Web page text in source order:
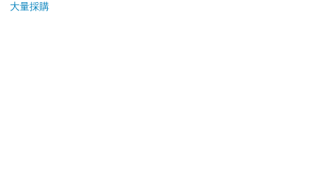
**提醒您，鑑賞期不等於試用期，退回商品須為全新狀態**
大量採購